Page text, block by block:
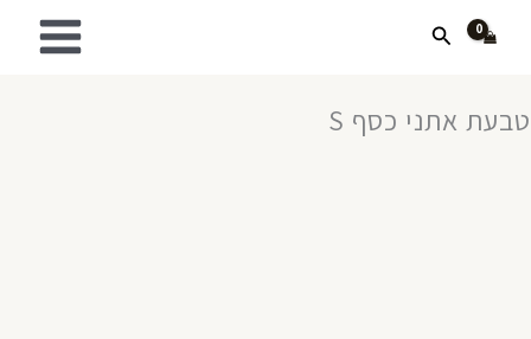
לתוכן
חיפוש
טבעת אתני כסף S